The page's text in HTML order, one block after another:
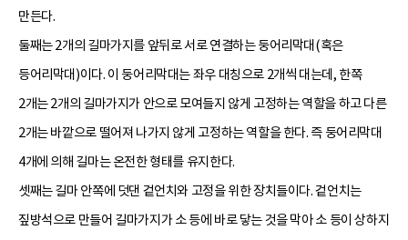
만든다.
둘째는 2개의 길마가지를 앞뒤로 서로 연결하는 둥어리막대(혹은
등어리막대)이다. 이 둥어리막대는 좌우 대칭으로 2개씩 대는데, 한쪽
2개는 2개의 길마가지가 안으로 모여들지 않게 고정하는 역할을 하고 다른
2개는 바깥으로 떨어져 나가지 않게 고정하는 역할을 한다. 즉 둥어리막대
4개에 의해 길마는 온전한 형태를 유지한다.
셋째는 길마 안쪽에 덧댄 겉언치와 고정을 위한 장치들이다. 겉언치는
짚방석으로 만들어 길마가지가 소 등에 바로 닿는 것을 막아 소 등이 상하지